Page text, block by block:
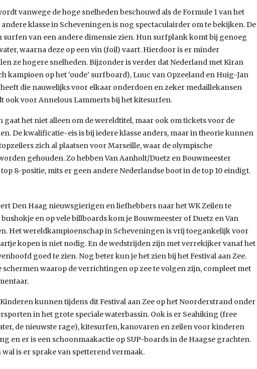
vanwege de hoge snelheden beschouwd als de Formule 1 van het
andere klasse in Scheveningen is nog spectaculairder om te bekijken. De
van een andere dimensie zien. Hun surfplank komt bij genoeg
waarna deze op een vin (foil) vaart. Hierdoor is er minder
ze hogere snelheden. Bijzonder is verder dat Nederland met Kiran
kampioen op het ‘oude’ surfboard), Luuc van Opzeeland en Huig-Jan
die nauwelijks voor elkaar onderdoen en zeker medaillekansen
ook voor Annelous Lammerts bij het kitesurfen.
gaat het niet alleen om de wereldtitel, maar ook om tickets voor de
De kwalificatie-eis is bij iedere klasse anders, maar in theorie kunnen
zich al plaatsen voor Marseille, waar de olympische
gehouden. Zo hebben Van Aanholt/Duetz en Bouwmeester
8-positie, mits er geen andere Nederlandse boot in de top 10 eindigt.
Den Haag nieuwsgierigen en liefhebbers naar het WK Zeilen te
en op vele billboards kom je Bouwmeester of Duetz en Van
Het wereldkampioenschap in Scheveningen is vrij toegankelijk voor
kopen is niet nodig. En de wedstrijden zijn met verrekijker vanaf het
goed te zien. Nog beter kun je het zien bij het Festival aan Zee.
schermen waarop de verrichtingen op zee te volgen zijn, compleet met
kunnen tijdens dit Festival aan Zee op het Noorderstrand onder
in het grote speciale waterbassin. Ook is er Seahiking (free
de nieuwste rage), kitesurfen, kanovaren en zeilen voor kinderen
en er is een schoonmaakactie op SUP-boards in de Haagse grachten.
is er sprake van spetterend vermaak.